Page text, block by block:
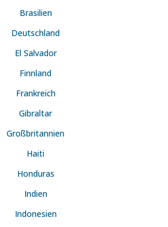
Brasilien
Deutschland
El Salvador
Finnland
Frankreich
Gibraltar
Großbritannien
Haiti
Honduras
Indien
Indonesien